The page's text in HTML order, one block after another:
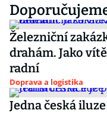
Železniční
drahám. Jako
radní
Doprava a logistika
Jedna česká